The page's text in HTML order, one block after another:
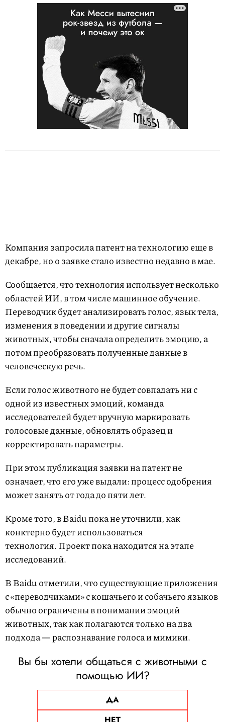
Компания запросила патент на технологию еще в
декабре, но о заявке стало известно недавно в мае.
Сообщается, что технология использует несколько
областей ИИ, в том числе машинное обучение.
Переводчик будет анализировать голос, язык тела,
изменения в поведении и другие сигналы
животных, чтобы сначала определить эмоцию, а
потом преобразовать полученные данные в
человеческую речь.
Если голос животного не будет совпадать ни с
одной из известных эмоций, команда
исследователей будет вручную маркировать
голосовые данные, обновлять образец и
корректировать параметры.
При этом публикация заявки на патент не
означает, что его уже выдали: процесс одобрения
может занять от года до пяти лет.
Кроме того, в Baidu пока не уточнили, как
конктерно будет использоваться
технология. Проект пока находится на этапе
исследований.
В Baidu отметили, что существующие приложения
с «переводчиками» с кошачьего и собачьего языков
обычно ограничены в понимании эмоций
животных, так как полагаются только на два
подхода — распознавание голоса и мимики.
Вы бы хотели общаться с животными с
помощью ИИ?
ДА